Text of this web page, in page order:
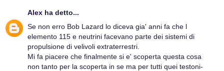
Alex ha detto...
Se non erro Bob Lazard lo diceva gia' anni fa che l
elemento 115 e neutrini facevano parte dei sistemi di
propulsione di velivoli extraterrestri.
Mi fa piacere che finalmente si e' scoperta questa cosa
non tanto per la scoperta in se ma per tutti quei testoni-